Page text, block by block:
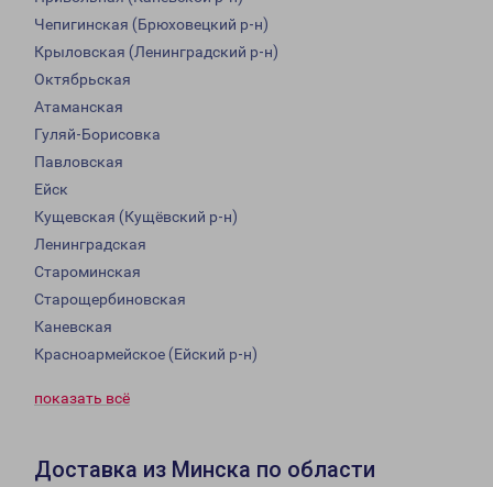
Чепигинская (Брюховецкий р-н)
Крыловская (Ленинградский р-н)
Октябрьская
Атаманская
Гуляй-Борисовка
Павловская
Ейск
Кущевская (Кущёвский р-н)
Ленинградская
Староминская
Старощербиновская
Каневская
Красноармейское (Ейский р-н)
показать всё
Доставка из Минска по области